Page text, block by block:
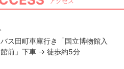
ス田町車庫行き「国立博物館入
前」下車 → 徒歩約5分